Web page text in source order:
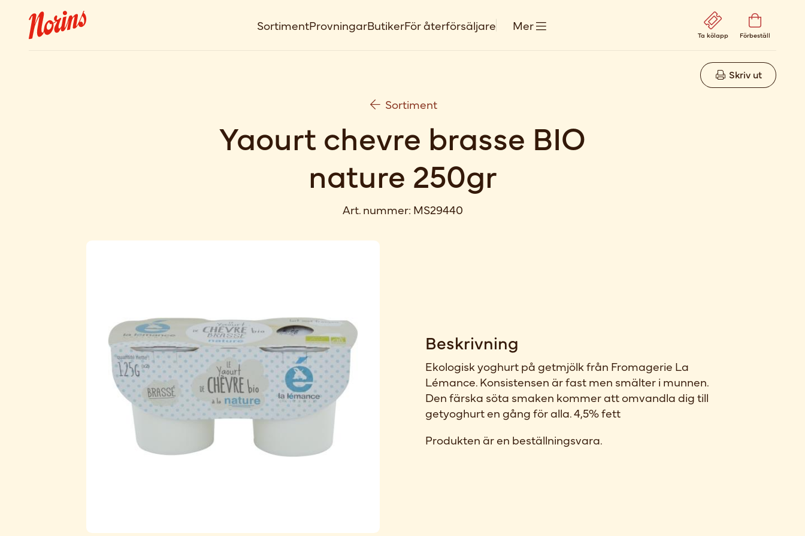
SortimentProvningarButikerFör återförsäljare Mer
Ta kölapp Förbeställ
Skriv ut
Sortiment
Yaourt chevre brasse BIO
nature 250gr
Art. nummer: MS29440
Beskrivning
Ekologisk yoghurt på getmjölk från Fromagerie La
Lémance. Konsistensen är fast men smälter i munnen.
Den färska söta smaken kommer att omvandla dig till
getyoghurt en gång för alla. 4,5% fett
Produkten är en beställningsvara.